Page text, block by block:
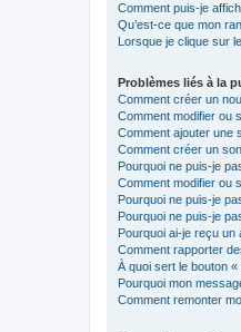
Comment puis-je
Qu’est-ce que mon
Lorsque je clique sur
Problèmes liés à la
Comment créer un
Comment modifier ou
Comment ajouter une
Comment créer un
Pourquoi ne puis-je
Comment modifier ou
Pourquoi ne puis-je
Pourquoi ne puis-je
Pourquoi ai-je reçu un
Comment rapporter
À quoi sert le bouton
Pourquoi mon
Comment remonter